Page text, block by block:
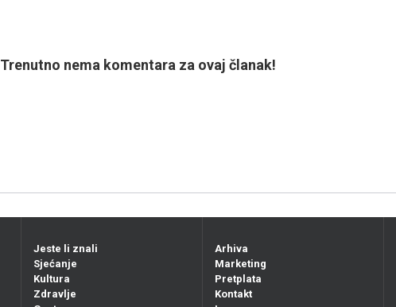
Trenutno nema komentara za ovaj članak!
Jeste li znali
Sjećanje
Kultura
Zdravlje
Arhiva
Marketing
Pretplata
Kontakt